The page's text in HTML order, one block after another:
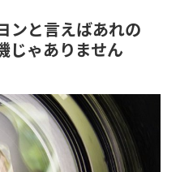
ンと言えばあれの
じゃありません